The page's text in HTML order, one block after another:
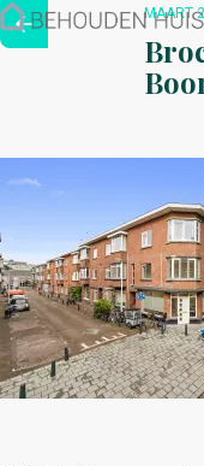
Hoe werkt het?
Over ons
Nieuwsbrief
MAART